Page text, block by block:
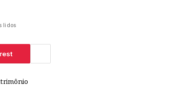
lidos